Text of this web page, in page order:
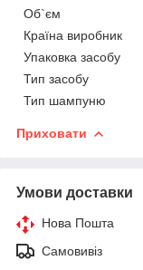
Об`єм
Країна виробник
Упаковка засобу
Тип засобу
Тип шампуню
Приховати
Умови доставки
Нова Пошта
Самовивіз